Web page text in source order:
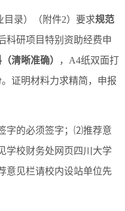
目录）（附件2）要求规范
科研项目特别资助经费申
（清晰准确）
，A4纸双面打
证明材料力求精简，申报
字的必须签字；⑵推荐意
学校财务处网页四川大学
意见栏请校内设站单位先